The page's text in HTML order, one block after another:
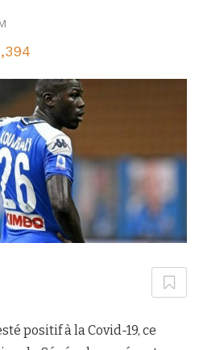
positif à la Covid-19, ce